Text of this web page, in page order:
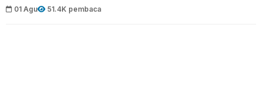
01 Agu 51.4K pembaca